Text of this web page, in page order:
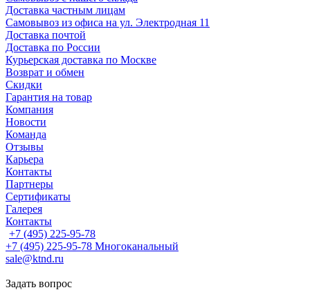
Доставка частным лицам
Самовывоз из офиса на ул. Электродная 11
Доставка почтой
Доставка по России
Курьерская доставка по Москве
Возврат и обмен
Скидки
Гарантия на товар
Компания
Новости
Команда
Отзывы
Карьера
Контакты
Партнеры
Сертификаты
Галерея
Контакты
+7 (495) 225-95-78
+7 (495) 225-95-78 Многоканальный
sale@ktnd.ru
Задать вопрос